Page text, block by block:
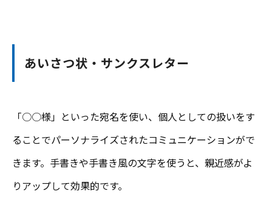
あいさつ状・サンクスレター
「○○様」といった宛名を使い、個人としての扱いをす
ることでパーソナライズされたコミュニケーションがで
きます。手書きや手書き風の文字を使うと、親近感がよ
りアップして効果的です。